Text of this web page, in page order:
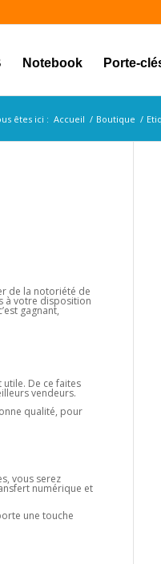
Notebook Porte-
êtes ici : Accueil / Boutique /
de la notoriété de
à votre disposition
gagnant,
utile. De ce faites
vendeurs.
qualité, pour
vous serez
numérique et
une touche